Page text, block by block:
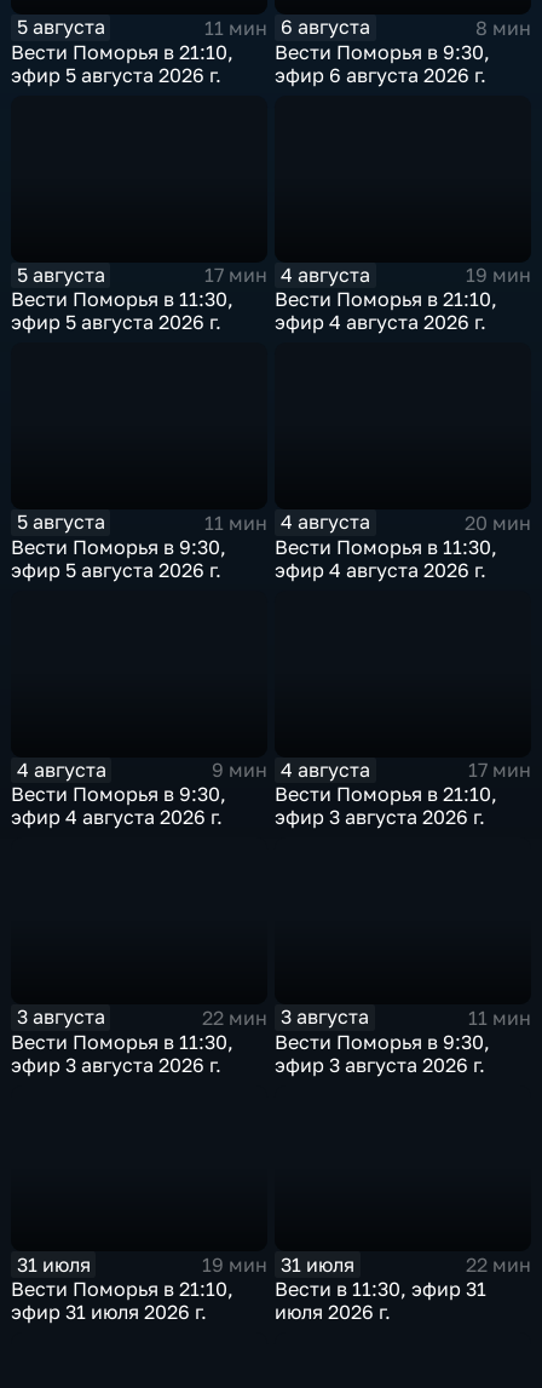
5 августа
11 мин
Вести Поморья в 21:10,
эфир 5 августа 2026 г.
6 августа
8 мин
Вести Поморья в 9:30,
эфир 6 августа 2026 г.
5 августа
17 мин
Вести Поморья в 11:30,
эфир 5 августа 2026 г.
4 августа
19 мин
Вести Поморья в 21:10,
эфир 4 августа 2026 г.
5 августа
11 мин
Вести Поморья в 9:30,
эфир 5 августа 2026 г.
4 августа
20 мин
Вести Поморья в 11:30,
эфир 4 августа 2026 г.
4 августа
9 мин
Вести Поморья в 9:30,
эфир 4 августа 2026 г.
4 августа
17 мин
Вести Поморья в 21:10,
эфир 3 августа 2026 г.
3 августа
22 мин
Вести Поморья в 11:30,
эфир 3 августа 2026 г.
3 августа
11 мин
Вести Поморья в 9:30,
эфир 3 августа 2026 г.
31 июля
19 мин
Вести Поморья в 21:10,
эфир 31 июля 2026 г.
31 июля
22 мин
Вести в 11:30, эфир 31
июля 2026 г.